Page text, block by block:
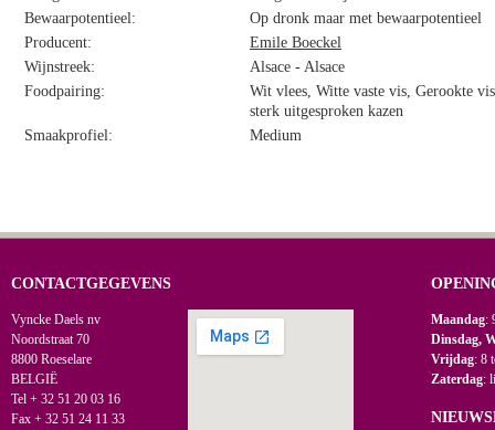
Bewaarpotentieel:
Op dronk maar met bewaarpotentieel
Producent:
Emile Boeckel
Wijnstreek:
Alsace - Alsace
Foodpairing:
Wit vlees, Witte vaste vis, Gerookte
sterk uitgesproken kazen
Smaakprofiel:
Medium
CONTACTGEGEVENS
Vyncke Daels nv
Noordstraat 70
8800 Roeselare
BELGIË
Tel + 32 51 20 03 16
Fax + 32 51 24 11 33
Maandag:
Dinsdag,
Vrijdag: 8
Zaterdag: